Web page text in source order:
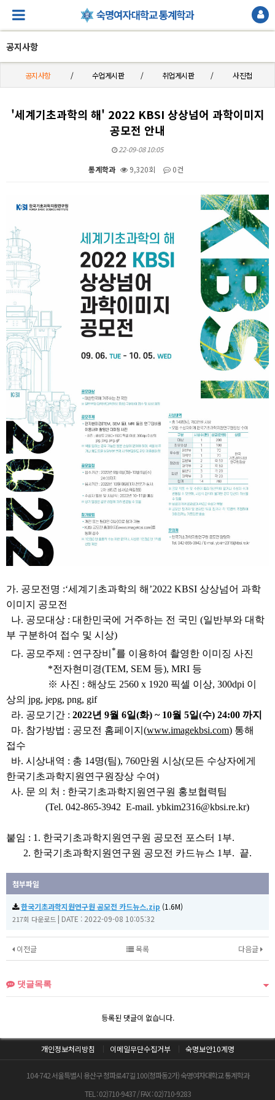
공지사항
공지사항 수업게시판 취업게시판 사진첩
'세계기초과학의 해' 2022 KBSI 상상넘어 과학이미지
공모전 안내
22-09-08 10:05
통계학과 9,320회 0건
가. 공모전명 :‘세계기초과학의 해’2022 KBSI 상상넘어 과학
이미지 공모전
나. 공모대상 : 대한민국에 거주하는 전 국민 (일반부와 대학
부 구분하여 접수 및 시상)
다. 공모주제 : 연구장비 *를 이용하여 촬영한 이미징 사진
*전자현미경(TEM, SEM 등), MRI 등
※ 사진 : 해상도 2560 x 1920 픽셀 이상, 300dpi 이
상의 jpg, jepg, png, gif
라. 공모기간 : 2022년 9월 6일(화) ~ 10월 5일(수) 24:00 까지
마. 참가방법 : 공모전 홈페이지(www.imagekbsi.com) 통해
접수
바. 시상내역 : 총 14명(팀), 760만원 시상(모든 수상자에게
한국기초과학지원연구원장상 수여)
사. 문 의 처 : 한국기초과학지원연구원 홍보협력팀
(Tel. 042-865-3942 E-mail. ybkim2316@kbsi.re.kr)
붙임 : 1. 한국기초과학지원연구원 공모전 포스터 1부.
2. 한국기초과학지원연구원 공모전 카드뉴스 1부. 끝.
첨부파일
한국기초과학지원연구원 공모전 카드뉴스.zip (1.6M)
217회 다운로드 | DATE : 2022-09-08 10:05:32
이전글 다음글
목록
댓글목록
등록된 댓글이 없습니다.
개인정보처리방침 이메일무단수집거부 숙명보안10계명
104-742 서울특별시 용산구 청파로47길 100(청파동2가) 숙명여자대학교 통계학과
TEL : 02)710-9437 / FAX : 02)710-9283